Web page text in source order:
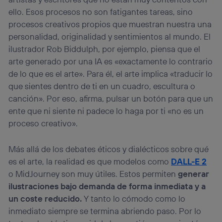
ello. Esos procesos no son fatigantes tareas, sino
procesos creativos propios que muestran nuestra una
personalidad, originalidad y sentimientos al mundo. El
ilustrador Rob Biddulph, por ejemplo, piensa que el
arte generado por una IA es «exactamente lo contrario
de lo que es el arte». Para él, el arte implica «traducir lo
que sientes dentro de ti en un cuadro, escultura o
canción». Por eso, afirma, pulsar un botón para que un
ente que ni siente ni padece lo haga por ti «no es un
proceso creativo».
Más allá de los debates éticos y dialécticos sobre qué
es el arte, la realidad es que modelos como DALL-E 2
o MidJourney son muy útiles. Estos permitengenerar
ilustraciones bajo demanda de forma inmediata y a
un coste reducido.Y tanto lo cómodo como lo
inmediato siempre se termina abriendo paso. Por lo
Si utilizas unaconexión de banda ancha(p. ej., Wi-Fi),
el marketing o análisis se realizará en función de las
actividades de navegación de los miembros del hogar
que hayan dado su consentimiento.
Si utilizasdatos móviles, el marketing será más
personalizado, ya que se basará únicamente en la
navegación del usuario del móvil.
Puedes gestionar los consentimientos Utiq seleccionando
“Administrar Utiq” en la parte inferior de esta página web o
visitando el portal de privacidad de Utiq
(“consenthub”)
. Para más información, consulta
la política de privacidad de Utiq .